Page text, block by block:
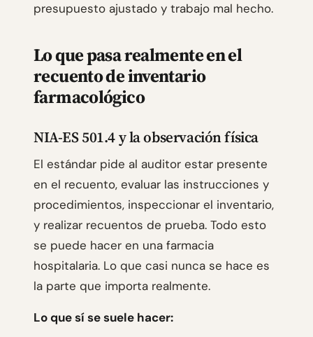
presupuesto ajustado y trabajo mal hecho.
Lo que pasa realmente en el
recuento de inventario
farmacológico
NIA-ES 501.4 y la observación física
El estándar pide al auditor estar presente
en el recuento, evaluar las instrucciones y
procedimientos, inspeccionar el inventario,
y realizar recuentos de prueba. Todo esto
se puede hacer en una farmacia
hospitalaria. Lo que casi nunca se hace es
la parte que importa realmente.
Lo que sí se suele hacer: